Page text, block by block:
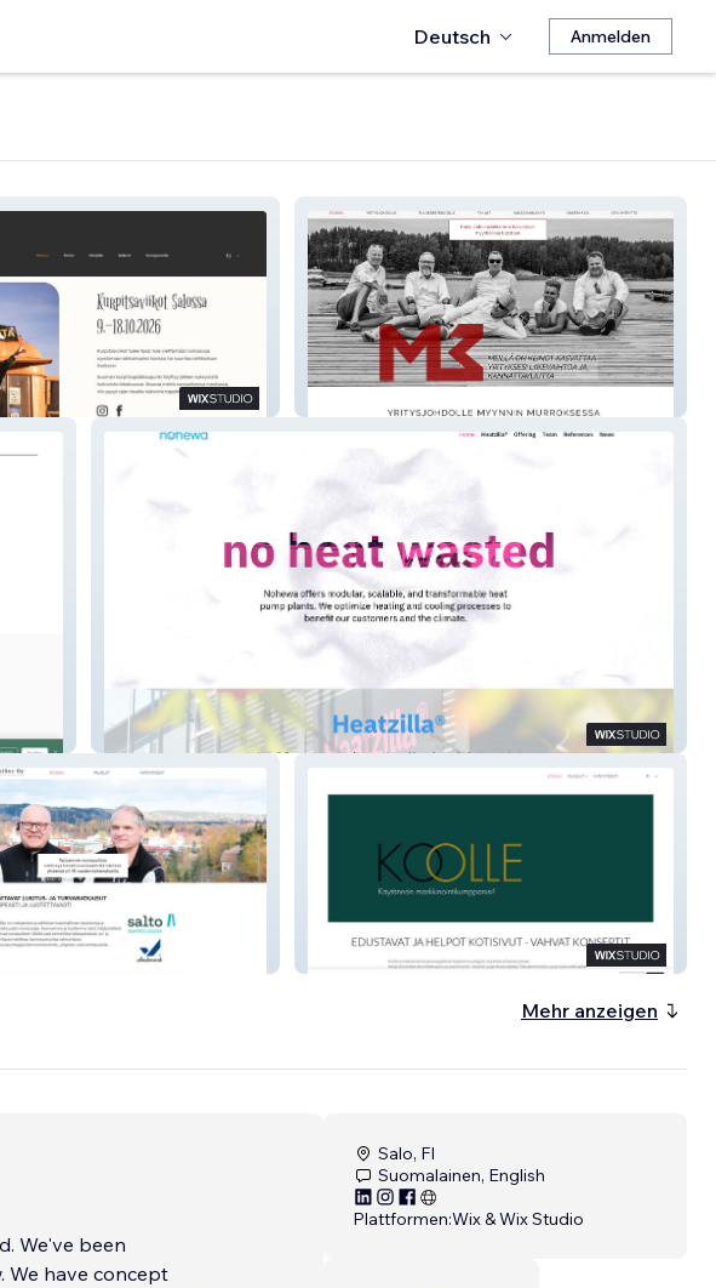
Deutsch Anmelden
Nohewa
Koolle Oy
Mehr anzeigen
We've been
We have concept
Salo, FI
Suomalainen, English
Plattformen:Wix & Wix Studio